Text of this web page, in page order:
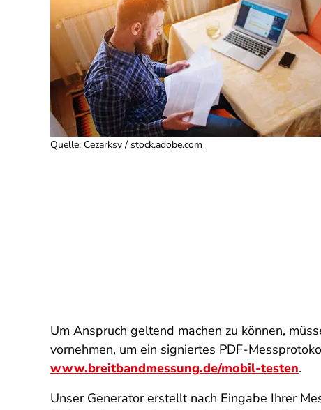
Quelle: Cezarksv / stock.adobe.com
Um Anspruch geltend machen zu können,
vornehmen, um ein signiertes PDF-
www.breitbandmessung.de/mobil-testen.
Unser Generator erstellt nach Eingabe Ihrer